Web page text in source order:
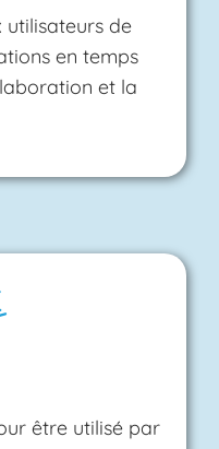
utilisateurs de
en temps
et la
être utilisé par